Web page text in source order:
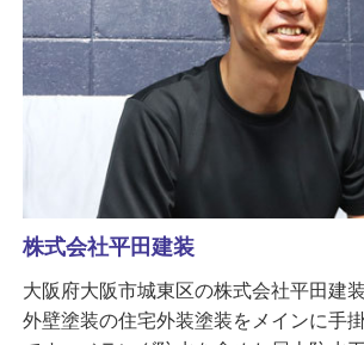
株式会社平田建装
大阪府大阪市城東区の株式会社平田建
外壁塗装の住宅外装塗装をメインに手